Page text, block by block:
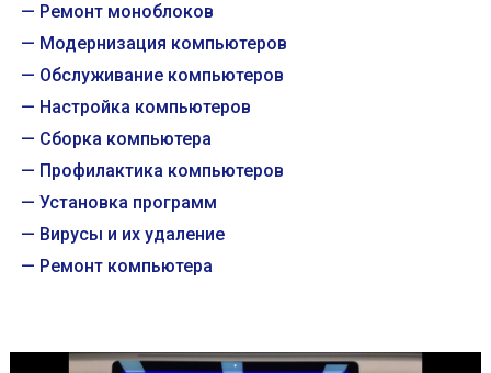
Ремонт моноблоков
Модернизация компьютеров
Обслуживание компьютеров
Настройка компьютеров
Сборка компьютера
Профилактика компьютеров
Установка программ
Вирусы и их удаление
Ремонт компьютера